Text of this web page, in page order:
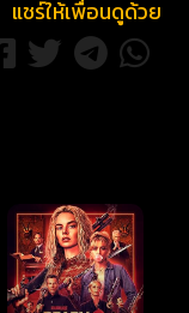
ละส้มที่แทบหัวใจ
อย่างไร ต้อง
แชร์ให้เพื่อนดูด้วย